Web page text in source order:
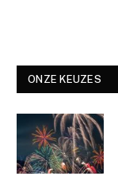
ONZE KEUZES